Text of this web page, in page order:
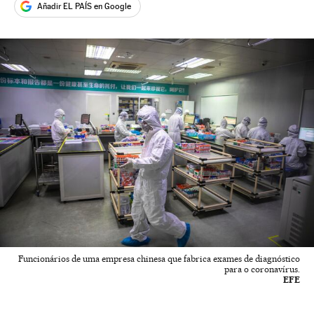
Añadir EL PAÍS en Google
Funcionários de uma empresa chinesa que fabrica exames de diagnóstico
para o coronavírus.
EFE